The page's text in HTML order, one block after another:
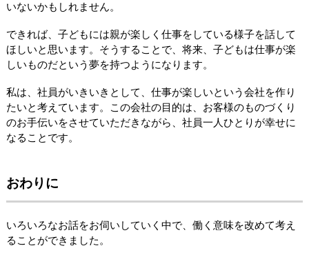
いないかもしれません。
できれば、子どもには親が楽しく仕事をしている様子を話して
ほしいと思います。そうすることで、将来、子どもは仕事が楽
しいものだという夢を持つようになります。
私は、社員がいきいきとして、仕事が楽しいという会社を作り
たいと考えています。この会社の目的は、お客様のものづくり
のお手伝いをさせていただきながら、社員一人ひとりが幸せに
なることです。
おわりに
いろいろなお話をお伺いしていく中で、働く意味を改めて考え
ることができました。